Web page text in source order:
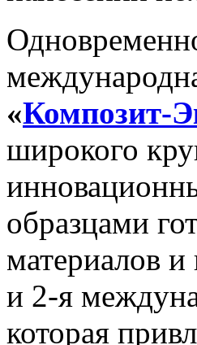
«Композит-
широкого
образцами
материалов и
и 2-я
которая